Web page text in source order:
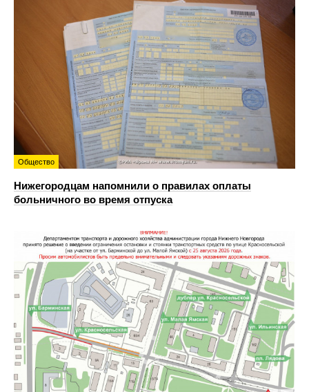
Общество
Нижегородцам напомнили о правилах оплаты
больничного во время отпуска